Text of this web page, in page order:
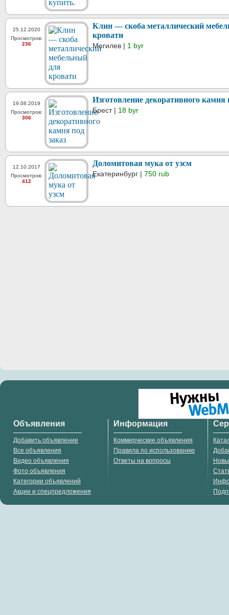
25.12.2020
Просмотров:
236
Клин — скоба металлический
кровати
Могилев | 1 byr
19.08.2019
Просмотров:
306
Изготовление декоративного камня
Брест | 18 byr
12.10.2017
Просмотров:
412
Доломитовая мука от узсм
Екатеринбург | 750 rub
Объявления
Добавить объявление
Все объявления
Видео объявления
Фото объявления
Категории объявлений
Акции и спецпредложения
Информация
Коммерческие объявления
Правила по использованию
Ответы на вопросы